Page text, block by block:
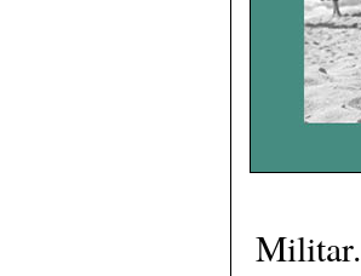
Militar.